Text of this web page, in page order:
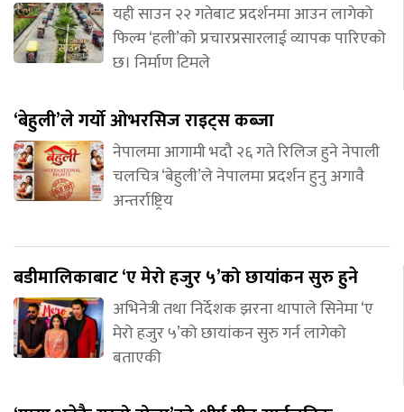
यही साउन २२ गतेबाट प्रदर्शनमा आउन लागेको
फिल्म ‘हली’को प्रचारप्रसारलाई व्यापक पारिएको
छ। निर्माण टिमले
‘बेहुली’ले गर्यो ओभरसिज राइट्स कब्जा
नेपालमा आगामी भदौ २६ गते रिलिज हुने नेपाली
चलचित्र ‘बेहुली’ले नेपालमा प्रदर्शन हुनु अगावै
अन्तर्राष्ट्रिय
बडीमालिकाबाट ‘ए मेरो हजुर ५’को छायांकन सुरु हुने
अभिनेत्री तथा निर्देशक झरना थापाले सिनेमा ‘ए
मेरो हजुर ५’को छायांकन सुरु गर्न लागेको
बताएकी